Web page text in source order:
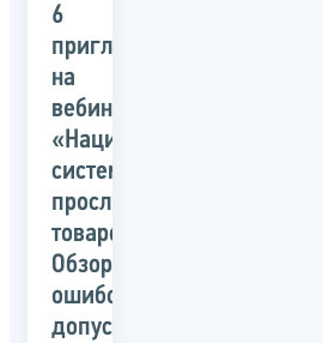
6
приглашает
на
вебинар
«Национальная
система
прослеживаемости
товаров.
Обзор
ошибок,
допускаемых